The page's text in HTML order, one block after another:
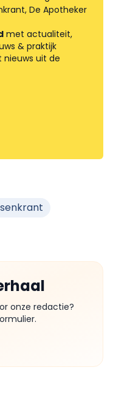
De Apotheker
met actualiteit,
& praktijk
nieuws uit de
onze redactie?